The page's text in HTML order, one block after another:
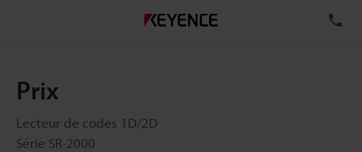
Prix
Lecteur de codes 1D/2D
Série SR-2000